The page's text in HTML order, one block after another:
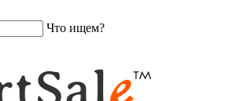
Что ищем?